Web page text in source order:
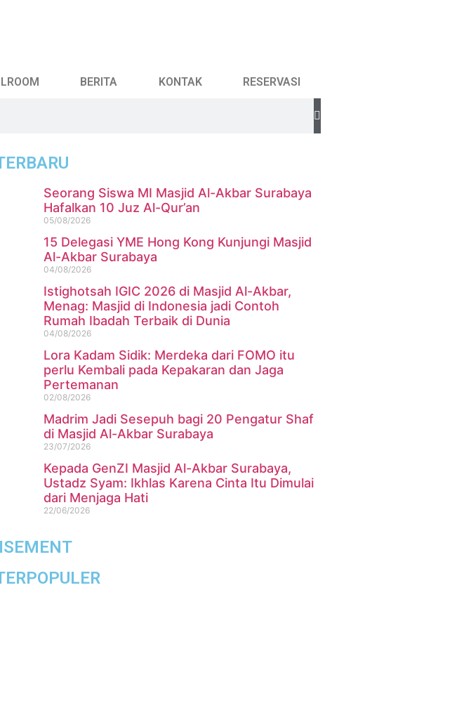
BERITA KONTAK RESERVASI
Seorang Siswa MI Masjid Al-Akbar Surabaya
Hafalkan 10 Juz Al-Qur’an
05/08/2026
15 Delegasi YME Hong Kong Kunjungi Masjid
Al-Akbar Surabaya
04/08/2026
Istighotsah IGIC 2026 di Masjid Al-Akbar,
Menag: Masjid di Indonesia jadi Contoh
Rumah Ibadah Terbaik di Dunia
04/08/2026
Lora Kadam Sidik: Merdeka dari FOMO itu
perlu Kembali pada Kepakaran dan Jaga
Pertemanan
02/08/2026
Madrim Jadi Sesepuh bagi 20 Pengatur Shaf
di Masjid Al-Akbar Surabaya
23/07/2026
Kepada GenZI Masjid Al-Akbar Surabaya,
Ustadz Syam: Ikhlas Karena Cinta Itu Dimulai
dari Menjaga Hati
22/06/2026